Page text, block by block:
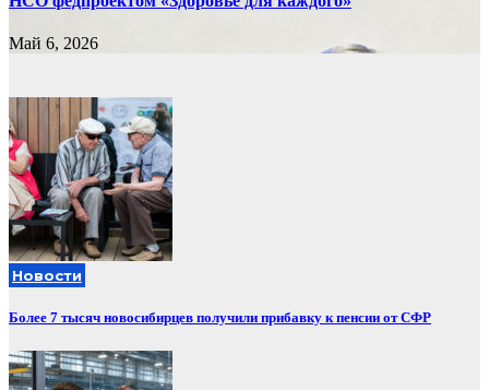
Май 6, 2026
Новости
Более 7 тысяч новосибирцев получили прибавку к пенсии от СФР